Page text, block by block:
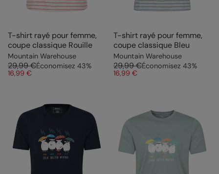
T-shirt rayé pour femme,
coupe classique Rouille
Mountain Warehouse
29,99 €Économisez 43%
16,99 €
T-shirt rayé pour femme,
coupe classique Bleu
Mountain Warehouse
29,99 €Économisez 43%
16,99 €